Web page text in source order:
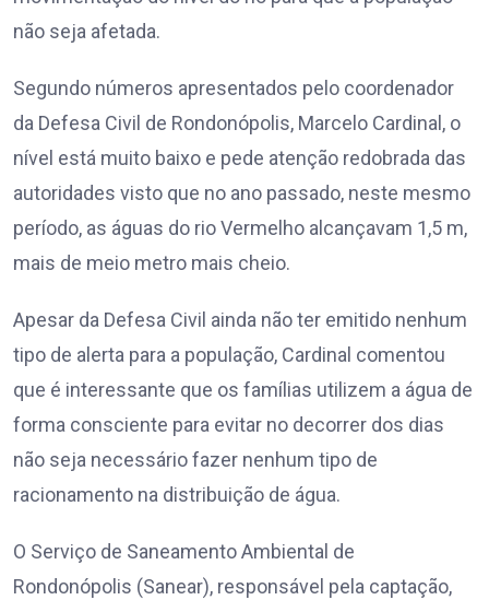
não seja afetada.
Segundo números apresentados pelo coordenador
da Defesa Civil de Rondonópolis, Marcelo Cardinal, o
nível está muito baixo e pede atenção redobrada das
autoridades visto que no ano passado, neste mesmo
período, as águas do rio Vermelho alcançavam 1,5 m,
mais de meio metro mais cheio.
Apesar da Defesa Civil ainda não ter emitido nenhum
tipo de alerta para a população, Cardinal comentou
que é interessante que os famílias utilizem a água de
forma consciente para evitar no decorrer dos dias
não seja necessário fazer nenhum tipo de
racionamento na distribuição de água.
O Serviço de Saneamento Ambiental de
Rondonópolis (Sanear), responsável pela captação,